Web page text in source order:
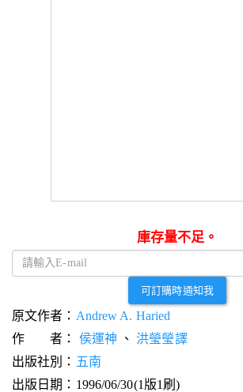
庫存量不足。
可訂購時通知我
原文作者： Andrew A. Haried
作 者： 侯運神 、 洪瑩瑩譯
出版社別： 五南
出版日期：1996/06/30(1版1刷)